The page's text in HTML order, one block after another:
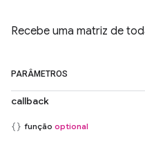
Recebe uma matriz de
PARÂMETROS
callback
função optional